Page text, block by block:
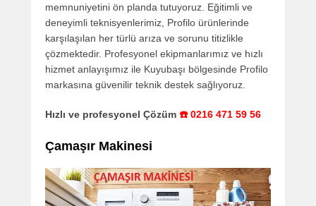
memnuniyetini ön planda tutuyoruz. Eğitimli ve
deneyimli teknisyenlerimiz, Profilo ürünlerinde
karşılaşılan her türlü arıza ve sorunu titizlikle
çözmektedir. Profesyonel ekipmanlarımız ve hızlı
hizmet anlayışımız ile Kuyubaşı bölgesinde Profilo
markasına güvenilir teknik destek sağlıyoruz.
Hızlı ve profesyonel Çözüm ☎️ 0216 471 59 56
Çamaşır Makinesi